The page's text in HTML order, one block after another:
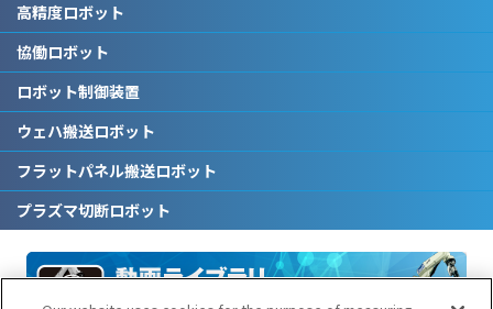
高精度ロボット
協働ロボット
ロボット制御装置
ウェハ搬送ロボット
フラットパネル搬送ロボット
プラズマ切断ロボット